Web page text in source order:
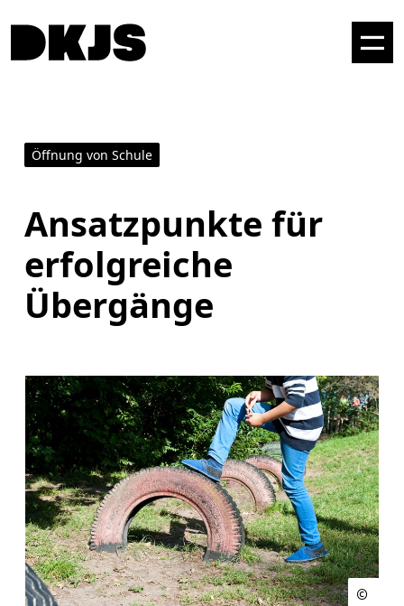
Öffnung von Schule
Ansatzpunkte für
erfolgreiche
Übergänge